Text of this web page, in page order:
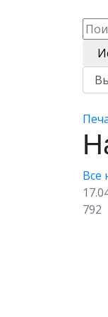
Все
792